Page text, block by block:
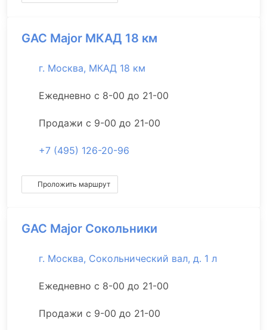
GAC Major МКАД 18 км
г. Москва, МКАД 18 км
Ежедневно с 8-00 до 21-00
Продажи с 9-00 до 21-00
+7 (495) 126-20-96
Проложить маршрут
GAC Major Сокольники
г. Москва, Сокольнический вал, д. 1 л
Ежедневно с 8-00 до 21-00
Продажи с 9-00 до 21-00